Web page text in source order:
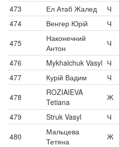
473
Ел Атаб Жалед Ч
474
Венгер Юрій Ч
475
Наконечний
Антон
Ч
476
Mykhalchuk Vasyl Ч
477
Курій Вадим Ч
478
ROZIAIEVA
Tetiana
Ж
479
Struk Vasyl Ч
480
Мальцева
Тетяна
Ж